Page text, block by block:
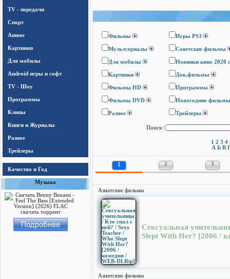
TV - передачи
Спорт
Аниме
Картинки
Для мобилы
Android игры и софт
TV - Шоу
Программы
Клипы
Книги и Журналы
Разное
Трейлеры
Качество и Год
Музыка
Фильмы Игры PS3
Мультсериалы Cоветские фильмы
Для мобилы Новинки кино 2020
Картинки Док.фильмы
Фильмы HD Программы
Фильмы DVD Новогодние фильмы
Разное Трейлеры
Поиск:
1 2 3 4
А Б В
1 2 3
Азиатские фильмы
Сексуальная
Slept With Her? [2006 /
Азиатские фильмы